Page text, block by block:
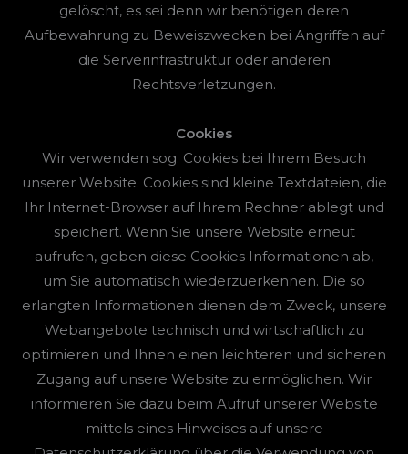
gelöscht, es sei denn wir benötigen deren
Aufbewahrung zu Beweiszwecken bei Angriffen auf
die Serverinfrastruktur oder anderen
Rechtsverletzungen.
Cookies
Wir verwenden sog. Cookies bei Ihrem Besuch
unserer Website. Cookies sind kleine Textdateien, die
Ihr Internet-Browser auf Ihrem Rechner ablegt und
speichert. Wenn Sie unsere Website erneut
aufrufen, geben diese Cookies Informationen ab,
um Sie automatisch wiederzuerkennen. Die so
erlangten Informationen dienen dem Zweck, unsere
Webangebote technisch und wirtschaftlich zu
optimieren und Ihnen einen leichteren und sicheren
Zugang auf unsere Website zu ermöglichen. Wir
informieren Sie dazu beim Aufruf unserer Website
mittels eines Hinweises auf unsere